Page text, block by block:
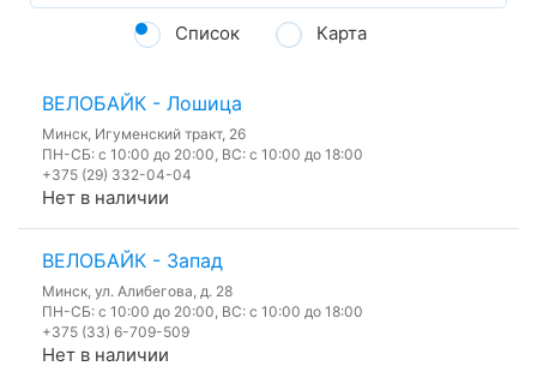
Список Карта
ВЕЛОБАЙК - Лошица
Минск, Игуменский тракт, 26
ПН-СБ: с 10:00 до 20:00, ВС: с 10:00 до 18:00
+375 (29) 332-04-04
Нет в наличии
ВЕЛОБАЙК - Запад
Минск, ул. Алибегова, д. 28
ПН-СБ: с 10:00 до 20:00, ВС: с 10:00 до 18:00
+375 (33) 6-709-509
Нет в наличии